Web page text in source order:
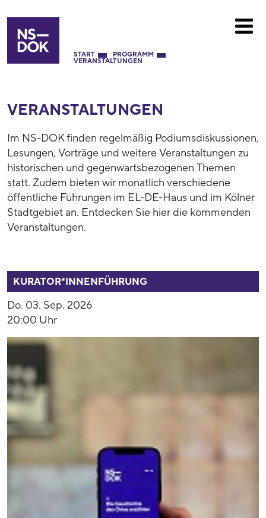
START PROGRAMM
VERANSTALTUNGEN
VERANSTALTUNGEN
Im NS-DOK finden regelmäßig Podiumsdiskussionen,
Lesungen, Vorträge und weitere Veranstaltungen zu
historischen und gegenwartsbezogenen Themen
statt. Zudem bieten wir monatlich verschiedene
öffentliche Führungen im EL-DE-Haus und im Kölner
Stadtgebiet an. Entdecken Sie hier die kommenden
Veranstaltungen.
KURATOR*INNENFÜHRUNG
Do. 03. Sep. 2026
20:00 Uhr